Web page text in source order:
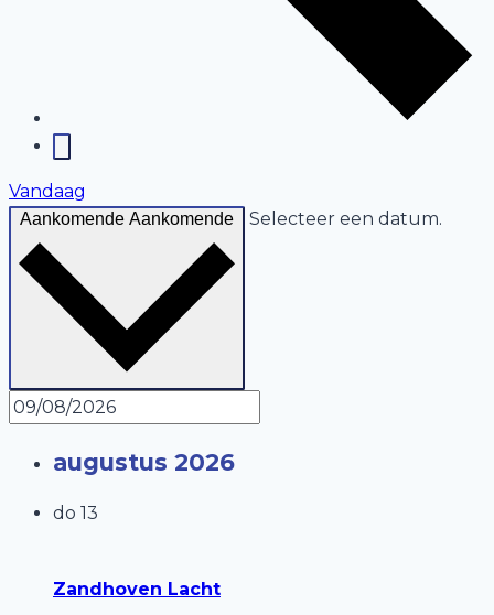
Vandaag
Aankomende Aankomende Selecteer een datum.
augustus 2026
do 13
Zandhoven Lacht